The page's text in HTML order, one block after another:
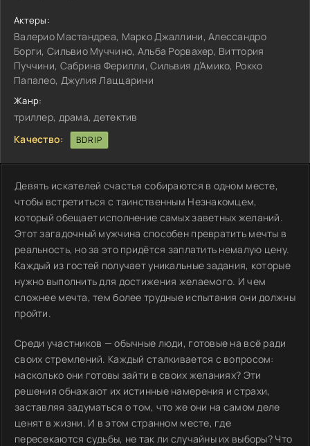
Актеры:
Валерио Мастандреа, Марко Джаллини, Алессандро
Борги, Сильвио Муччино, Альба Рорвахер, Виттория
Пуччини, Сабрина Ферилли, Сильвия д’Амико, Рокко
Папалео, Джулия Лаццарини
Жанр:
триллер, драма, детектив
Качество:
BDRIP
Девять искателей счастья собираются в одном месте,
чтобы встретиться с таинственным Незнакомцем,
который обещает исполнение самых заветных желаний.
Этот загадочный мужчина способен превратить мечты в
реальность, но за это придётся заплатить немалую цену.
Каждый из гостей получает уникальные задания, которые
нужно выполнить для достижения желаемого. И чем
сложнее мечта, тем более трудные испытания они должны
пройти.
Среди участников — обычные люди, готовые на всё ради
своих стремлений. Каждый сталкивается с вопросом:
насколько они готовы зайти в своих желаниях? Эти
решения обнажают их истинные намерения и страхи,
заставляя задуматься о том, что же они на самом деле
ценят в жизни. И в этом странном месте, где
пересекаются судьбы, не так ли случайны их выборы? Что